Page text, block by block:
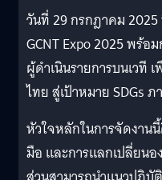
วันที่ 29 กรกฎาคม 2025
GCNT Expo 2025 พ
ผู้ดำเนินรายการบนเวที
ไทย สู่เป้าหมาย SDGs
หัวใจหลักในการจัดงาน
มือ และการแลกเปลี่ยน